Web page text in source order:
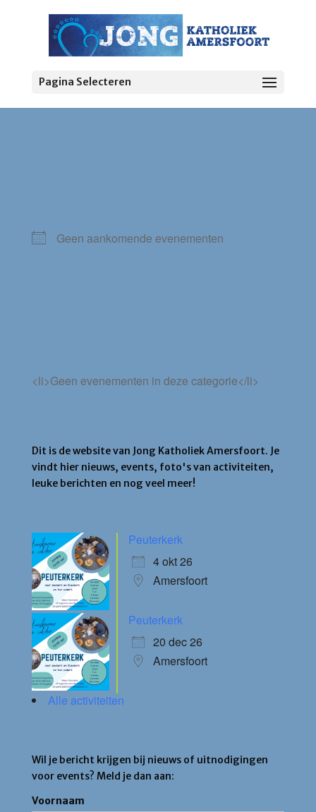
Pagina Selecteren
Geen aankomende evenementen
<li>Geen evenementen in deze categorie</li>
Dit is de website van Jong Katholiek Amersfoort. Je
vindt hier nieuws, events, foto's van activiteiten,
leuke berichten en nog veel meer!
Peuterkerk
4 okt 26
Amersfoort
Peuterkerk
20 dec 26
Amersfoort
Alle activiteiten
Wil je bericht krijgen bij nieuws of uitnodigingen
voor events? Meld je dan aan:
Voornaam